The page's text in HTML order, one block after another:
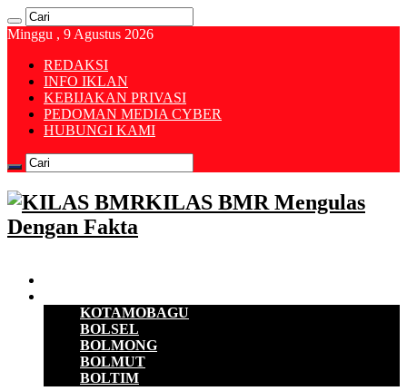
Minggu , 9 Agustus 2026
REDAKSI
INFO IKLAN
KEBIJAKAN PRIVASI
PEDOMAN MEDIA CYBER
HUBUNGI KAMI
KILAS BMR Mengulas
Dengan Fakta
KOTAMOBAGU
BOLSEL
BOLMONG
BOLMUT
BOLTIM